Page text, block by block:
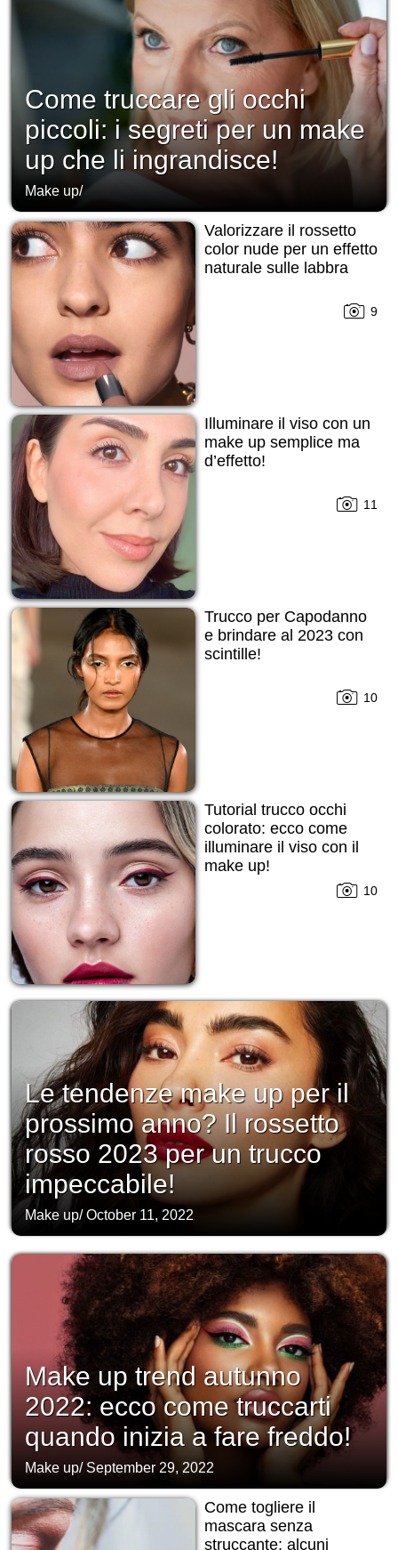
Come truccare gli occhi
piccoli: i segreti per un make
up che li ingrandisce!
Make up/
Valorizzare il rossetto
color nude per un effetto
naturale sulle labbra
9
Illuminare il viso con un
make up semplice ma
d’effetto!
11
Trucco per Capodanno
е brindare al 2023 con
scintille!
10
Tutorial trucco occhi
colorato: ecco come
illuminare il viso con il
make up!
10
Le tendenze make up per il
prossimo anno? Il rossetto
rosso 2023 per un trucco
impeccabile!
Make up/ October 11, 2022
Make up trend autunno
2022: ecco come truccarti
quando inizia a fare freddo!
Make up/ September 29, 2022
Come togliere il
mascara senza
struccante: alcuni